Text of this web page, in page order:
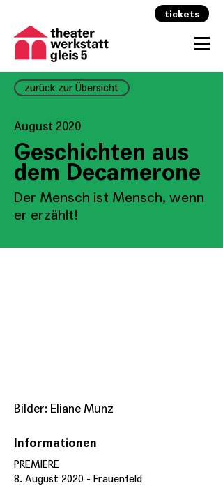
tickets
zurück zur Übersicht
August 2020
Geschichten aus
dem Decamerone
Der Mensch ist Mensch, wenn
er erzählt!
Bilder: Eliane Munz
Informationen
PREMIERE
8. August 2020 - Frauenfeld